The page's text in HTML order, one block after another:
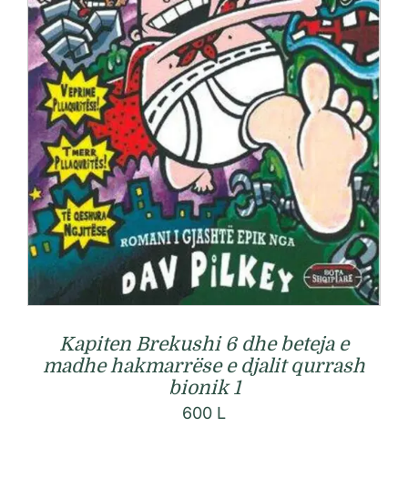
Kapiten Brekushi 6 dhe beteja e
madhe hakmarrëse e djalit qurrash
bionik 1
600 L